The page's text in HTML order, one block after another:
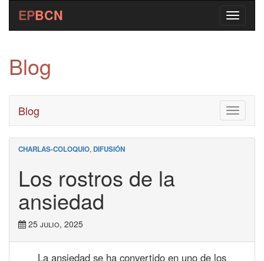
EPBCN
Blog
Toggle
Blog
CHARLAS-COLOQUIO, DIFUSIÓN
Los rostros de la
ansiedad
25 julio, 2025
La ansiedad se ha convertido en uno de los